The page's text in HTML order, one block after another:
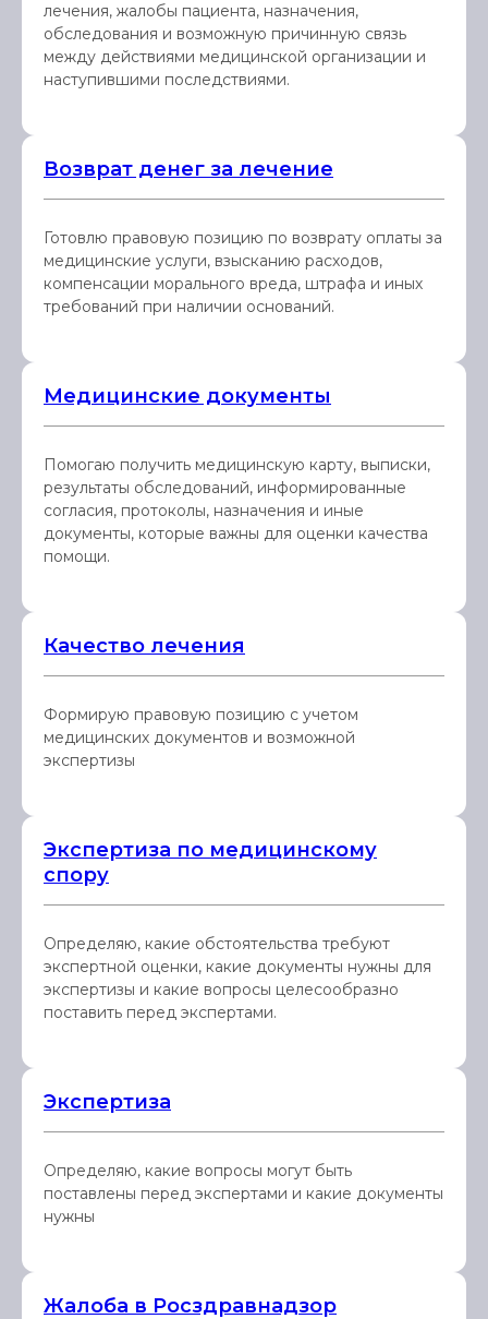
лечения, жалобы пациента, назначения,
обследования и возможную причинную связь
между действиями медицинской организации и
наступившими последствиями.
Возврат денег за лечение
Готовлю правовую позицию по возврату оплаты за
медицинские услуги, взысканию расходов,
компенсации морального вреда, штрафа и иных
требований при наличии оснований.
Медицинские документы
Помогаю получить медицинскую карту, выписки,
результаты обследований, информированные
согласия, протоколы, назначения и иные
документы, которые важны для оценки качества
помощи.
Качество лечения
Формирую правовую позицию с учетом
медицинских документов и возможной
экспертизы
Экспертиза по медицинскому
спору
Определяю, какие обстоятельства требуют
экспертной оценки, какие документы нужны для
экспертизы и какие вопросы целесообразно
поставить перед экспертами.
Экспертиза
Определяю, какие вопросы могут быть
поставлены перед экспертами и какие документы
нужны
Жалоба в Росздравнадзор